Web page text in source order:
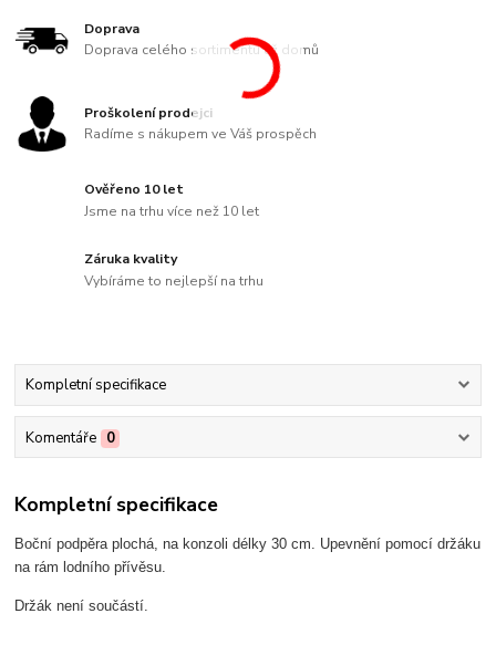
Doprava
Doprava celého sortimentu až domů
Proškolení prodejci
Radíme s nákupem ve Váš prospěch
Ověřeno 10 let
Jsme na trhu více než 10 let
Záruka kvality
Vybíráme to nejlepší na trhu
Kompletní specifikace
Komentáře 0
Kompletní specifikace
Boční podpěra plochá, na konzoli délky 30 cm. Upevnění pomocí držáku
na rám lodního přívěsu.
Držák není součástí.